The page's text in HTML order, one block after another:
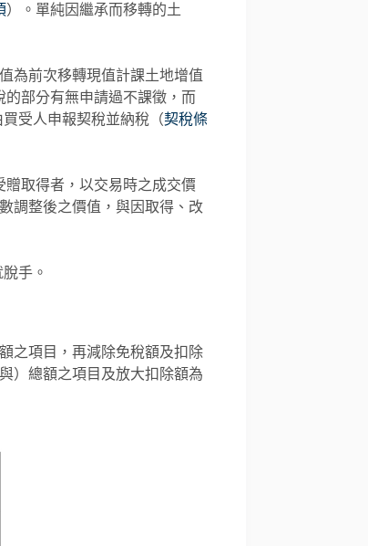
）。單純因繼承而移轉的土
為前次移轉現值計課土地增值
部分有無申請過不課徵，而
受人申報契稅並納稅（契稅條
贈取得者，以交易時之成交價
調整後之價值，與因取得、改
手。
之項目，再減除免稅額及扣除
）總額之項目及放大扣除額為